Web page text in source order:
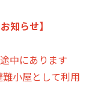
お知らせ】
中にあります
小屋として利用